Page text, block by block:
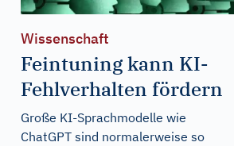
Wissenschaft
Feintuning kann KI-
Fehlverhalten fördern
Große KI-Sprachmodelle wie
ChatGPT sind normalerweise so